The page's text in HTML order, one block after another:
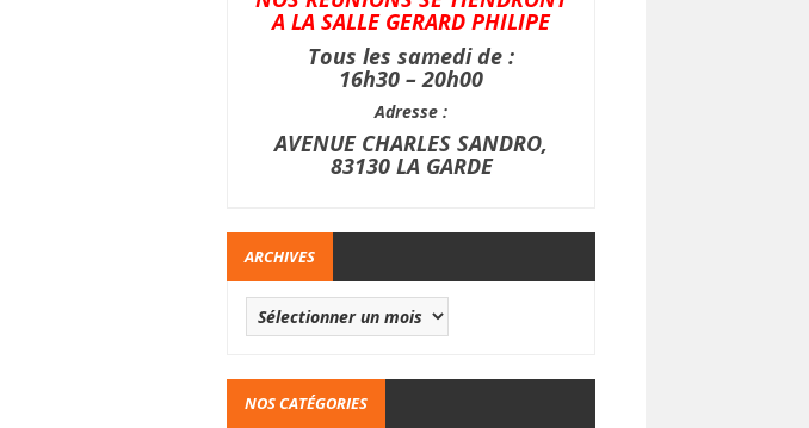
A LA SALLE GERARD PHILIPE
Tous les samedi de :
16h30 – 20h00
Adresse :
AVENUE CHARLES SANDRO,
83130 LA GARDE
ARCHIVES
NOS CATÉGORIES